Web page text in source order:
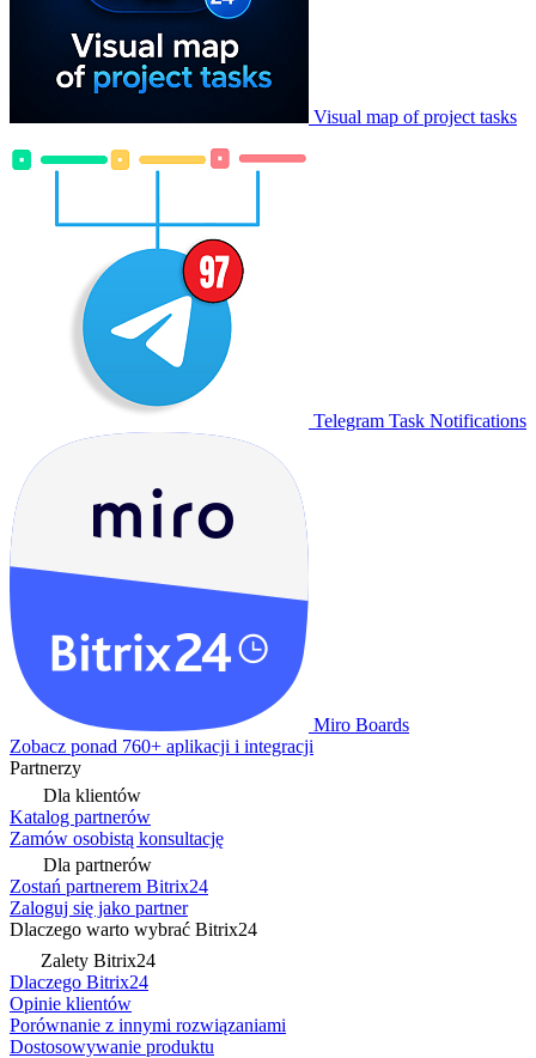
Visual map of project tasks
Telegram Task Notifications
Miro Boards
Zobacz ponad 760+ aplikacji i integracji
Partnerzy
Dla klientów
Katalog partnerów
Zamów osobistą konsultację
Dla partnerów
Zostań partnerem Bitrix24
Zaloguj się jako partner
Dlaczego warto wybrać Bitrix24
Zalety Bitrix24
Dlaczego Bitrix24
Opinie klientów
Porównanie z innymi rozwiązaniami
Dostosowywanie produktu